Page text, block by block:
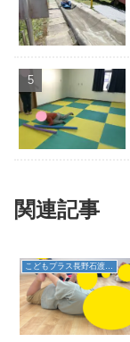
関連記事
こどもプラス長野石渡教室